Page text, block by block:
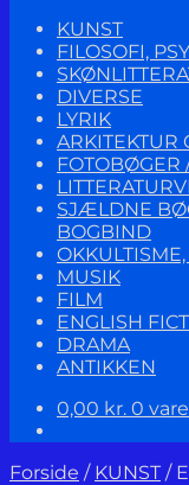
KUNST
FILOSOFI,
DIVERSE
LYRIK
ARKITEKTUR
FOTOBØGER
SJÆLDNE
BOGBIND
MUSIK
FILM
ENGLISH
DRAMA
ANTIKKEN
0,00 kr. 0
Forside / KUNST /